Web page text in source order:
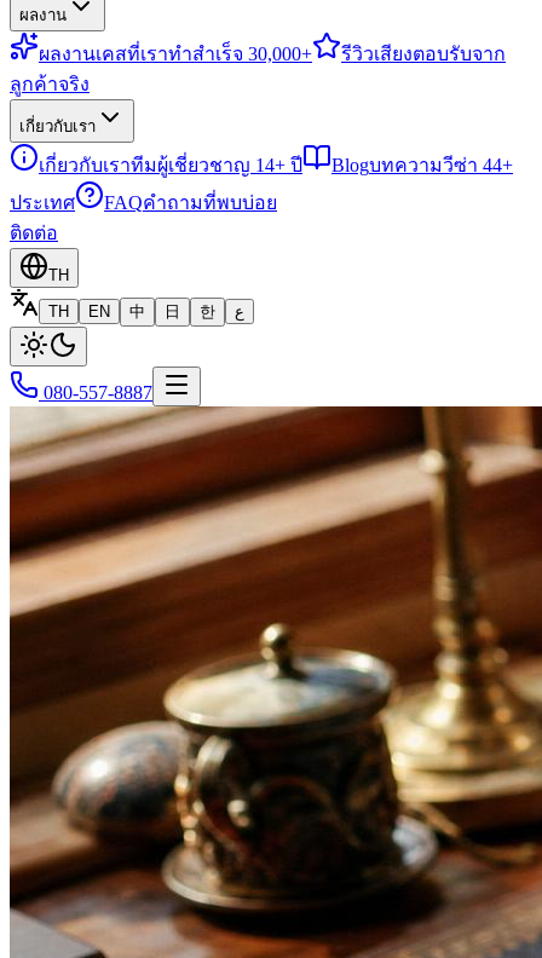
ผลงาน
ผลงานเคสที่เราทำสำเร็จ 30,000+ รีวิวเสียงตอบรับจาก
ลูกค้าจริง
เกี่ยวกับเรา
เกี่ยวกับเราทีมผู้เชี่ยวชาญ 14+ ปี Blogบทความวีซ่า 44+
ประเทศ
FAQคำถามที่พบบ่อย
ติดต่อ
TH
TH
EN 中 日 한 ع
080-557-8887